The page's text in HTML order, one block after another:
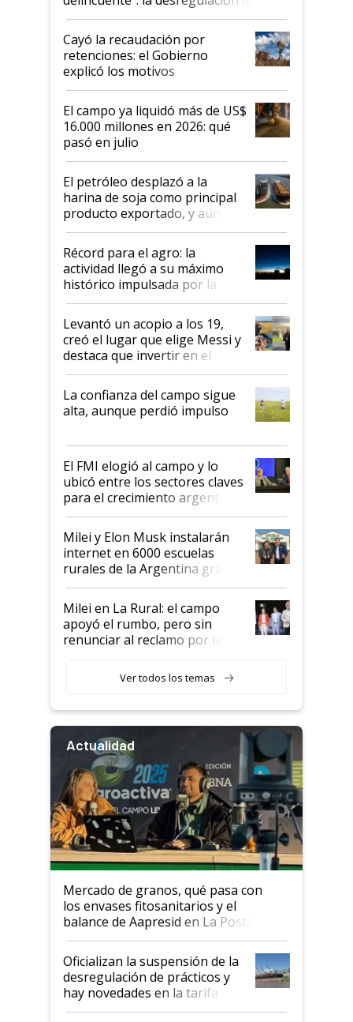
al Congreso Aapresid y hasta se
habló del financiamiento al IPCVA
Cayó la recaudación por
retenciones: el Gobierno
explicó los motivos
El campo ya liquidó más de US$
16.000 millones en 2026: qué
pasó en julio
El petróleo desplazó a la
harina de soja como principal
producto exportado, y aún así
el agro aportó casi seis de cada
diez dólares y sostuvo el
liderazgo en un semestre
récord
Récord para el agro: la
actividad llegó a su máximo
histórico impulsada por la
cosecha y las exportaciones
Levantó un acopio a los 19,
creó el lugar que elige Messi y
destaca que invertir en el
kirchnerismo era como "darle
plata a un hijo para droga":
Juan Félix Rossetti, el libertario
que de una dura crisis salió
de Milei
La confianza del campo sigue
alta, aunque perdió impulso
El FMI elogió al campo y lo
ubicó entre los sectores claves
para el crecimiento argentino
Milei y Elon Musk instalarán
internet en 6000 escuelas
rurales de la Argentina gracias
a un acuerdo con Starlink
Milei en La Rural: el campo
apoyó el rumbo, pero sin
renunciar al reclamo por las
Ver todos los temas
Actualidad
Mercado de granos, qué pasa con
los envases fitosanitarios y el
balance de Aapresid en La Posta
Oficializan la suspensión de la
desregulación de prácticos y
hay novedades en la tarifa de
la hidrovía